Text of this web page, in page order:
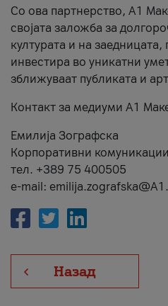
Со ова партнерство, A1
својата заложба за
културата и на
инвестира во уникатни
зближуваат публиката и
Контакт за медиуми А1
Емилија Зографска
Корпоративни комуникации
тел. +389 75 400505
e-mail:
Назад